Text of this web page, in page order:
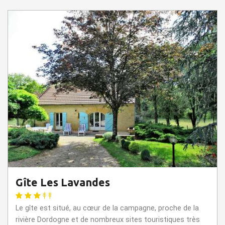
Gîte Les Lavandes
Le gîte est situé, au cœur de la campagne, proche de la
rivière Dordogne et de nombreux sites touristiques très